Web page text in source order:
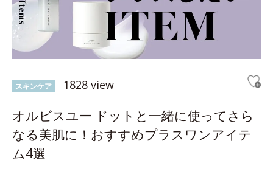
スキンケア 1828 view
オルビスユー ドットと一緒に使ってさら
なる美肌に！おすすめプラスワンアイテ
ム4選